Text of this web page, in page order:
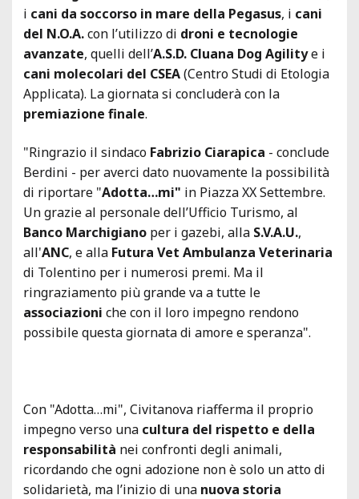
i cani da soccorso in mare della Pegasus, i cani
del N.O.A.con l’utilizzo di droni e tecnologie
avanzate, quelli dell’A.S.D. Cluana Dog Agilitye i
cani molecolari del CSEA(Centro Studi di Etologia
Applicata). La giornata si concluderà con la
premiazione finale.
"Ringrazio il sindaco Fabrizio Ciarapica - conclude
Berdini - per averci dato nuovamente la possibilità
di riportare "Adotta…mi" in Piazza XX Settembre.
Un grazie al personale dell’Ufficio Turismo, al
Banco Marchigiano per i gazebi, alla S.V.A.U.,
all'ANC, e alla Futura Vet Ambulanza Veterinaria
di Tolentino per i numerosi premi. Ma il
ringraziamento più grande va a tutte le
associazioni che con il loro impegno rendono
possibile questa giornata di amore e speranza".
Con "Adotta…mi", Civitanova riafferma il proprio
impegno verso una cultura del rispetto e della
responsabilità nei confronti degli animali,
ricordando che ogni adozione non è solo un atto di
solidarietà, ma l’inizio di una nuova storia